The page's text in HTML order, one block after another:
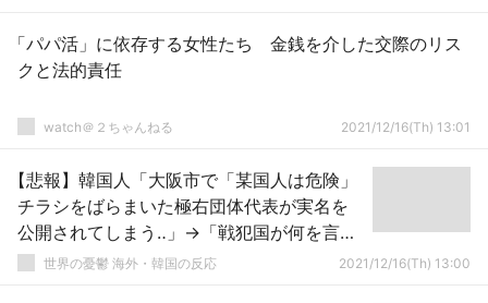
「パパ活」に依存する女性たち 金銭を介した交際のリス
クと法的責任
watch＠２ちゃんねる 2021/12/16(Th) 13:01
【悲報】韓国人「大阪市で「某国人は危険」
チラシをばらまいた極右団体代表が実名を
公開されてしまう‥」→「戦犯国が何を言っ
ているの？」 韓国の反応
世界の憂鬱 海外・韓国の反応 2021/12/16(Th) 13:00